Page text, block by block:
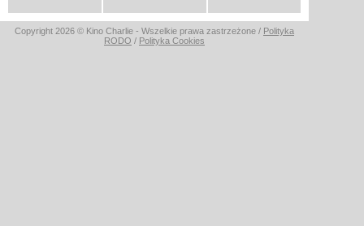
Copyright 2026 © Kino Charlie - Wszelkie prawa zastrzeżone / Polityka
RODO / Polityka Cookies